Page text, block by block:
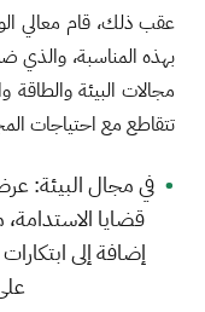
عقب ذلك، قام معالي
بهذه المناسبة، والذي
مجالات البيئة والطاقة
تتقاطع مع احتياجات
في مجال البيئة:
قضايا الاستدامة،
إضافة إلى